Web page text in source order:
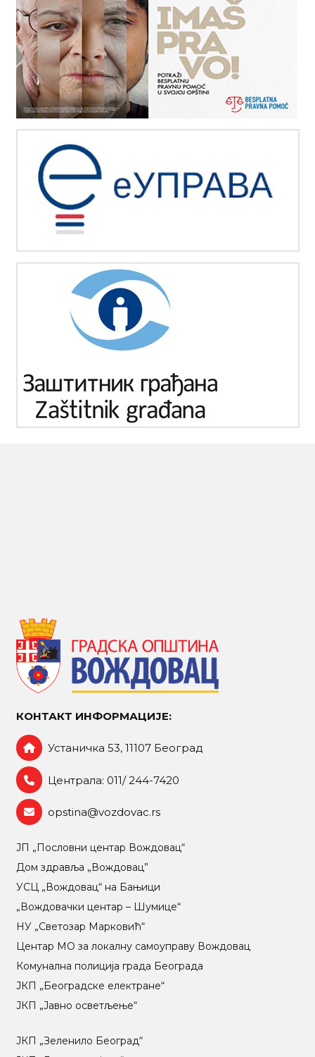
КОНТАКТ ИНФОРМАЦИЈЕ:
Устаничка 53, 11107 Београд
Централа: 011/ 244-7420
opstina@vozdovac.rs
ЈП „Пословни центар Вождовац“
Дом здравља „Вождовац”
УСЦ „Вождовац“ на Бањици
„Вождовачки центар – Шумице“
НУ „Светозар Марковић“
Центар МO за локалну самоуправу Вождовац
Комунална полиција града Београда
ЈКП „Београдске електране“
ЈКП „Јавно осветљење“
ЈКП „Зеленило Београд“